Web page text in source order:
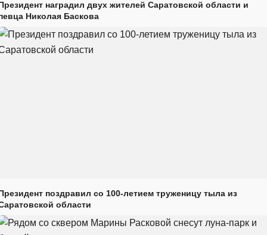
наградил двух жителей Саратовской области и
Николая Баскова
поздравил со 100-летием труженицу тыла из
области